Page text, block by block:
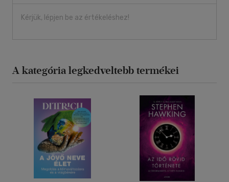
Kérjük, lépjen be az értékeléshez!
A kategória legkedveltebb termékei